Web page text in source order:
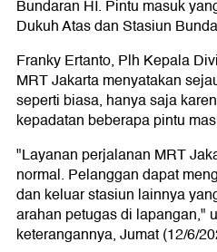
Bundaran HI. Pintu masuk
Dukuh Atas dan Stasiun
Franky Ertanto, Plh Kepala
MRT Jakarta menyatakan
seperti biasa, hanya saja
kepadatan beberapa pintu
"Layanan perjalanan MRT
normal. Pelanggan dapat
dan keluar stasiun lainnya
arahan petugas di lapangan,"
keterangannya, Jumat (12/6/